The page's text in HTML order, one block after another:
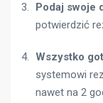
Podaj swoje
potwierdzić
Wszystko
systemowi
nawet na 2